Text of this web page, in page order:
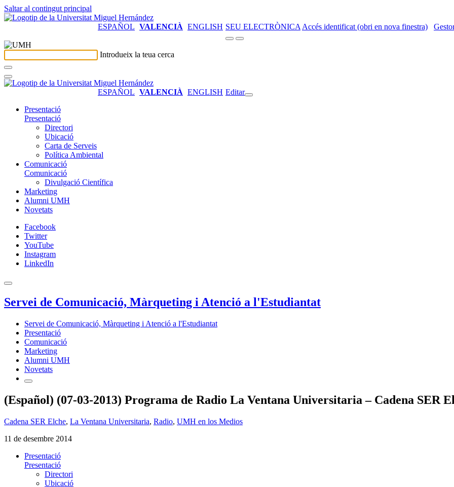
Saltar al contingut principal
ESPAÑOL VALENCIÀ ENGLISH SEU ELECTRÒNICA Accés identificat (obri en nova finestra)
Introdueix la teua cerca
ESPAÑOL VALENCIÀ ENGLISH Editar
Presentació
Presentació
Directori
Ubicació
Carta de Serveis
Política Ambiental
Comunicació
Comunicació
Divulgació Científica
Marketing
Alumni UMH
Novetats
Facebook
Twitter
YouTube
Instagram
LinkedIn
Servei de Comunicació, Màrqueting i Atenció a l'Estudiantat
Servei de Comunicació, Màrqueting i Atenció a l'Estudiantat
Presentació
Comunicació
Marketing
Alumni UMH
Novetats
(Español) (07-03-2013) Programa de Radio La Ventana Universitaria – Cadena SER
Cadena SER Elche, La Ventana Universitaria, Radio, UMH en los Medios
11 de desembre 2014
Presentació
Presentació
Directori
Ubicació